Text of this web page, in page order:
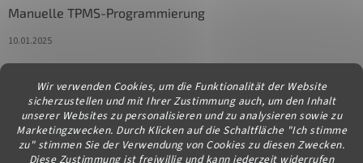
Wir verwenden Cookies, um die Funktionalität der Website
sicherzustellen und mit Ihrer Zustimmung auch, um den Inhalt
unserer Websites zu personalisieren und zu analysieren sowie zu
Marketingzwecken. Durch Klicken auf die Schaltfläche "Ich stimme
zu" stimmen Sie der Verwendung von Cookies zu diesen Zwecken.
Diese Zustimmung ist freiwillig und kann jederzeit widerrufen
Manuelle TPMS-Programmierung
10.01.2025
Kontakt
info@diagstore.at